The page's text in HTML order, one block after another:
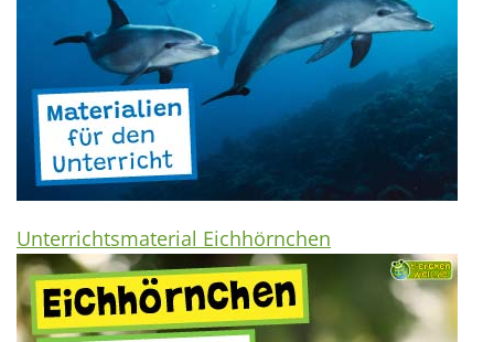
Unterrichtsmaterial Eichhörnchen